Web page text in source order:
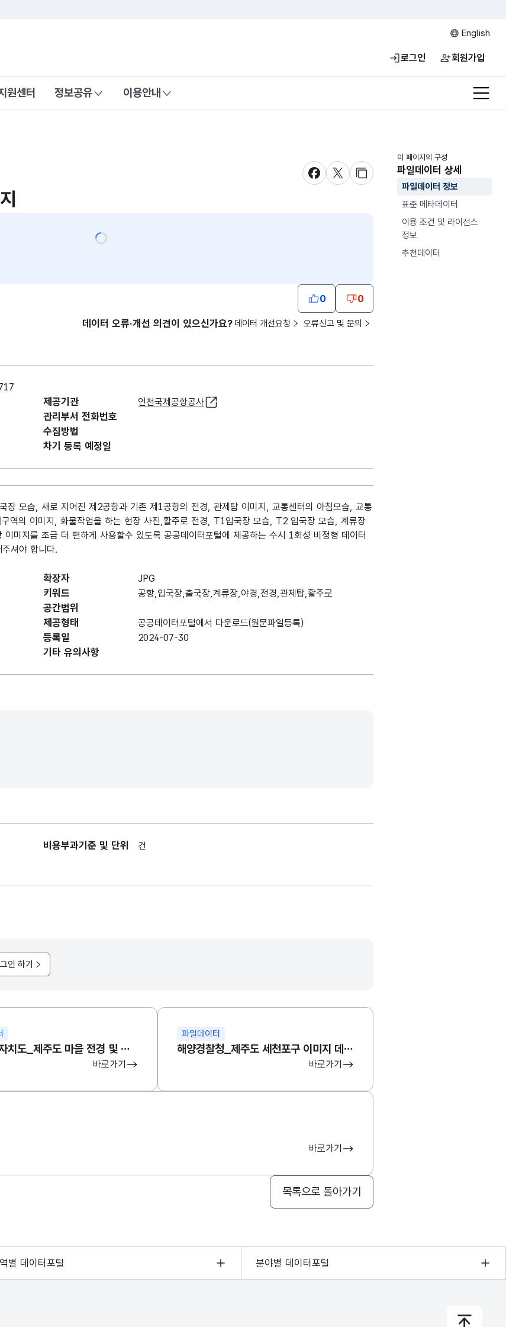
English
로그인 회원가입
전체
원센터 정보공유 이용안내
새창 열림새창 열림새창 열림
0 0
이 페이지의 구성
파일데이터 상세
파일데이터 정보
표준 메타데이터
이용 조건 및 라이선스
정보
추천데이터
데이터 오류·개선 의견이 있으신가요? 데이터 개선요청 오류신고 및 문의
제공기관 인천국제공항공사
관리부서 전화번호
수집방법
차기 등록 예정일
모습, 새로 지어진 제2공항과 기존 제1공항의 전경, 관제탑 이미지, 교통센터의 아침모습, 교통
역의 이미지, 화물작업을 하는 현장 사진,활주로 전경, T1입국장 모습, T2 입국장 모습, 계류장
미지를 조금 더 편하게 사용할수 있도록 공공데이터포털에 제공하는 수시 1회성 비정형 데이터
셔야 합니다.
확장자 JPG
키워드 공항,입국장,출국장,계류장,야경,전경,관제탑,활주로
공간범위
제공형태 공공데이터포털에서 다운로드(원문파일등록)
등록일 2024-07-30
기타 유의사항
비용부과기준 및 단위 건
인 하기
제주특별자치도_제주도 마을 전경 및 대표명소 드론 이미지
바로가기
파일데이터
해양경찰청_제주도 세천포구 이미지 데이터
바로가기
바로가기
목록으로 돌아가기
별 데이터포털
열린데이터광장
이터드림
분야별 데이터포털
기상자료개방포털
국토교통부 공간정보오픈플랫폼